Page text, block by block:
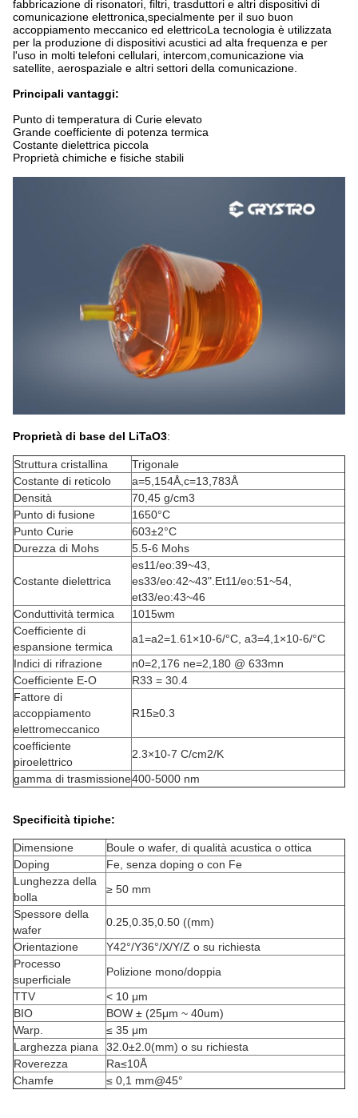
fabbricazione di risonatori, filtri, trasduttori e altri dispositivi di
comunicazione elettronica,specialmente per il suo buon
accoppiamento meccanico ed elettricoLa tecnologia è utilizzata
per la produzione di dispositivi acustici ad alta frequenza e per
l'uso in molti telefoni cellulari, intercom,comunicazione via
satellite, aerospaziale e altri settori della comunicazione.
Principali vantaggi:
Punto di temperatura di Curie elevato
Grande coefficiente di potenza termica
Costante dielettrica piccola
Proprietà chimiche e fisiche stabili
Proprietà di base del LiTaO3:
Struttura cristallina
Trigonale
Costante di reticolo
a=5,154Å,c=13,783Å
Densità
70,45 g/cm3
Punto di fusione
1650°C
Punto Curie
603±2°C
Durezza di Mohs
5.5-6 Mohs
Costante dielettrica
es11/eo:39~43,
es33/eo:42~43". Et11/eo:51~54,
et33/eo:43~46
Conduttività termica
1015wm
Coefficiente di
espansione termica
a1=a2=1.61×10-6/°C , a3=4,1×10-6/°C
Indici di rifrazione
n0=2,176 ne=2,180 @ 633mn
Coefficiente E-O
R33 = 30.4
Fattore di
accoppiamento
elettromeccanico
R15≥0.3
coefficiente
piroelettrico
2.3×10-7 C/cm2/K
gamma di trasmissione400-5000 nm
Specificità tipiche:
Dimensione
Boule o wafer, di qualità acustica o ottica
Doping
Fe, senza doping o con Fe
Lunghezza della
bolla
≥ 50 mm
Spessore della
wafer
0.25 0.35 0.50 ((mm)
Orientazione
Y42°/Y36°/X/Y/Z o su richiesta
Processo
superficiale
Polizione mono/doppia
TTV
< 10 μm
BIO
BOW ± (25μm ~ 40um)
Warp.
≤ 35 μm
Larghezza piana
32.0±2.0(mm) o su richiesta
Roverezza
Ra≤10Å
Chamfe
≤ 0,1 mm@45°